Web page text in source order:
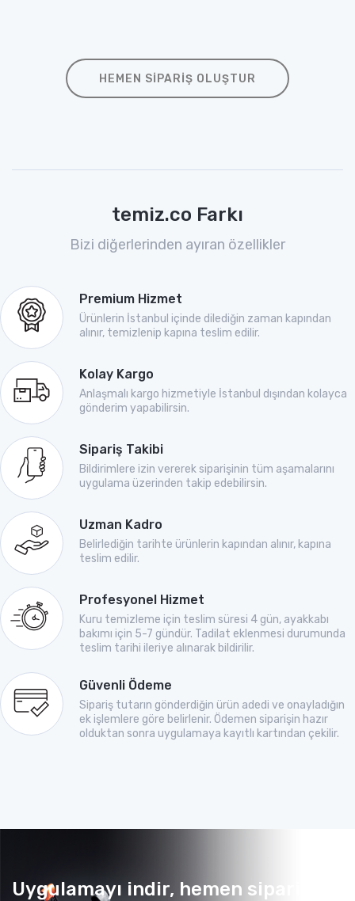
HEMEN SIPARIŞ OLUŞTUR
temiz.co Farkı
Bizi diğerlerinden ayıran özellikler
Premium Hizmet
Ürünlerin İstanbul içinde dilediğin zaman kapından
alınır, temizlenip kapına teslim edilir.
Kolay Kargo
Anlaşmalı kargo hizmetiyle İstanbul dışından kolayca
gönderim yapabilirsin.
Sipariş Takibi
Bildirimlere izin vererek siparişinin tüm aşamalarını
uygulama üzerinden takip edebilirsin.
Uzman Kadro
Belirlediğin tarihte ürünlerin kapından alınır, kapına
teslim edilir.
Profesyonel Hizmet
Kuru temizleme için teslim süresi 4 gün, ayakkabı
bakımı için 5-7 gündür. Tadilat eklenmesi durumunda
teslim tarihi ileriye alınarak bildirilir.
Güvenli Ödeme
Sipariş tutarın gönderdiğin ürün adedi ve onayladığın
ek işlemlere göre belirlenir. Ödemen siparişin hazır
olduktan sonra uygulamaya kayıtlı kartından çekilir.
Uygulamayı indir, hemen sipariş